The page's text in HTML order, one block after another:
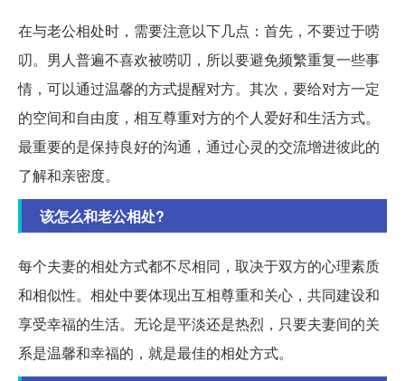
在与老公相处时，需要注意以下几点：首先，不要过于唠
叨。男人普遍不喜欢被唠叨，所以要避免频繁重复一些事
情，可以通过温馨的方式提醒对方。其次，要给对方一定
的空间和自由度，相互尊重对方的个人爱好和生活方式。
最重要的是保持良好的沟通，通过心灵的交流增进彼此的
了解和亲密度。
该怎么和老公相处?
每个夫妻的相处方式都不尽相同，取决于双方的心理素质
和相似性。相处中要体现出互相尊重和关心，共同建设和
享受幸福的生活。无论是平淡还是热烈，只要夫妻间的关
系是温馨和幸福的，就是最佳的相处方式。